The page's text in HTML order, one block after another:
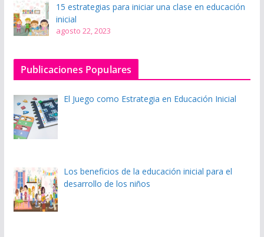
15 estrategias para iniciar una clase en educación
inicial
agosto 22, 2023
Publicaciones Populares
El Juego como Estrategia en Educación Inicial
Los beneficios de la educación inicial para el
desarrollo de los niños